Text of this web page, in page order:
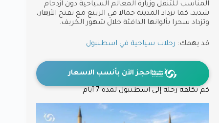
المناسب للتنقل وزيارة المعالم السياحية دون ازدحام
شديد، كما تزداد المدينة جمالا في الربيع مع تفتح الأزهار،
وتزداد سحرا بألوانها الدافئة خلال شهور الخريف.
قد يهمك: رحلات سياحية في اسطنبول
احجز الآن بأنسب الاسعار
كم تكلفة رحلة إلى اسطنبول لمدة 7 أيام